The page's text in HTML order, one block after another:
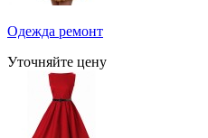
Одежда ремонт
Уточняйте цену